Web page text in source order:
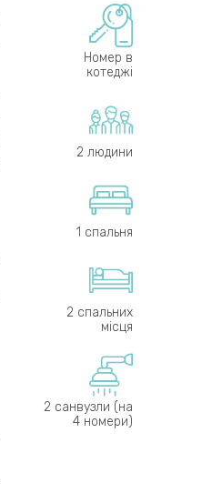
Номер в
котеджі
2 людини
1 спальня
2 спальних
місця
2 санвузли (на
4 номери)